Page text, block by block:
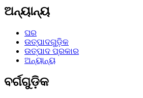
ଅନ୍ୟାନ୍ୟ
ଘର
ଉତ୍ପାଦଗୁଡ଼ିକ
ଉତ୍ପାଦ ପ୍ରକାର
ଅନ୍ୟାନ୍ୟ
ବର୍ଗଗୁଡ଼ିକ